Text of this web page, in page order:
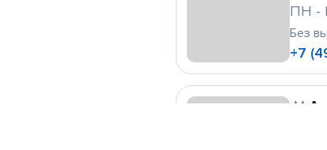
ПН -
Без
+7